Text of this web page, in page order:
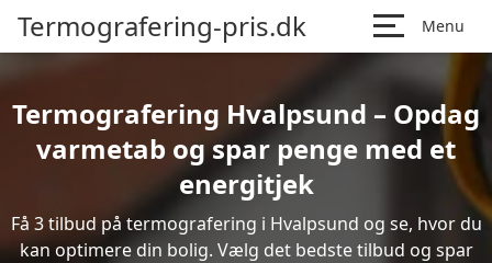
Termografering-pris.dk Menu
Termografering Hvalpsund – Opdag
varmetab og spar penge med et
energitjek
Få 3 tilbud på termografering i Hvalpsund og se, hvor du
kan optimere din bolig. Vælg det bedste tilbud og spar